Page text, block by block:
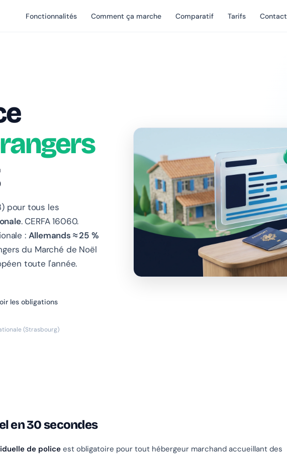
Fonctionnalités Comment ça marche Comparatif Tarifs Contact
pour tous les
. CERFA 16060.
: Allemands ≈ 25 %
du Marché de Noël
toute l'année.
les obligations
(Strasbourg)
en 30 secondes
de police est obligatoire pour tout hébergeur marchand accueillant des